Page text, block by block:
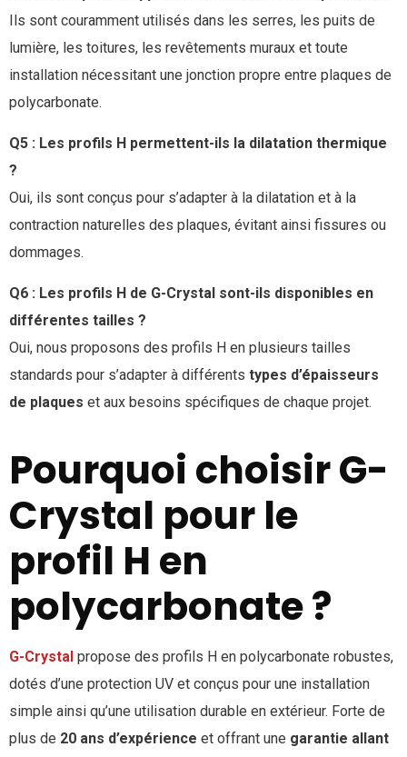
Ils sont couramment utilisés dans les serres, les puits de
lumière, les toitures, les revêtements muraux et toute
installation nécessitant une jonction propre entre plaques de
polycarbonate.
Q5 : Les profils H permettent-ils la dilatation thermique
?
Oui, ils sont conçus pour s’adapter à la dilatation et à la
contraction naturelles des plaques, évitant ainsi fissures ou
dommages.
Q6 : Les profils H de G-Crystal sont-ils disponibles en
différentes tailles ?
Oui, nous proposons des profils H en plusieurs tailles
standards pour s’adapter à différents types d’épaisseurs
de plaques et aux besoins spécifiques de chaque projet.
Pourquoi choisir G-
Crystal pour le
profil H en
polycarbonate ?
G-Crystal propose des profils H en polycarbonate robustes,
dotés d’une protection UV et conçus pour une installation
simple ainsi qu’une utilisation durable en extérieur. Forte de
plus de 20 ans d’expérience et offrant une garantie allant